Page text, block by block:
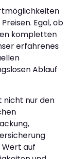
Egal, ob
kompletten
erfahrenes
Ablauf
nicht nur den
Wert auf